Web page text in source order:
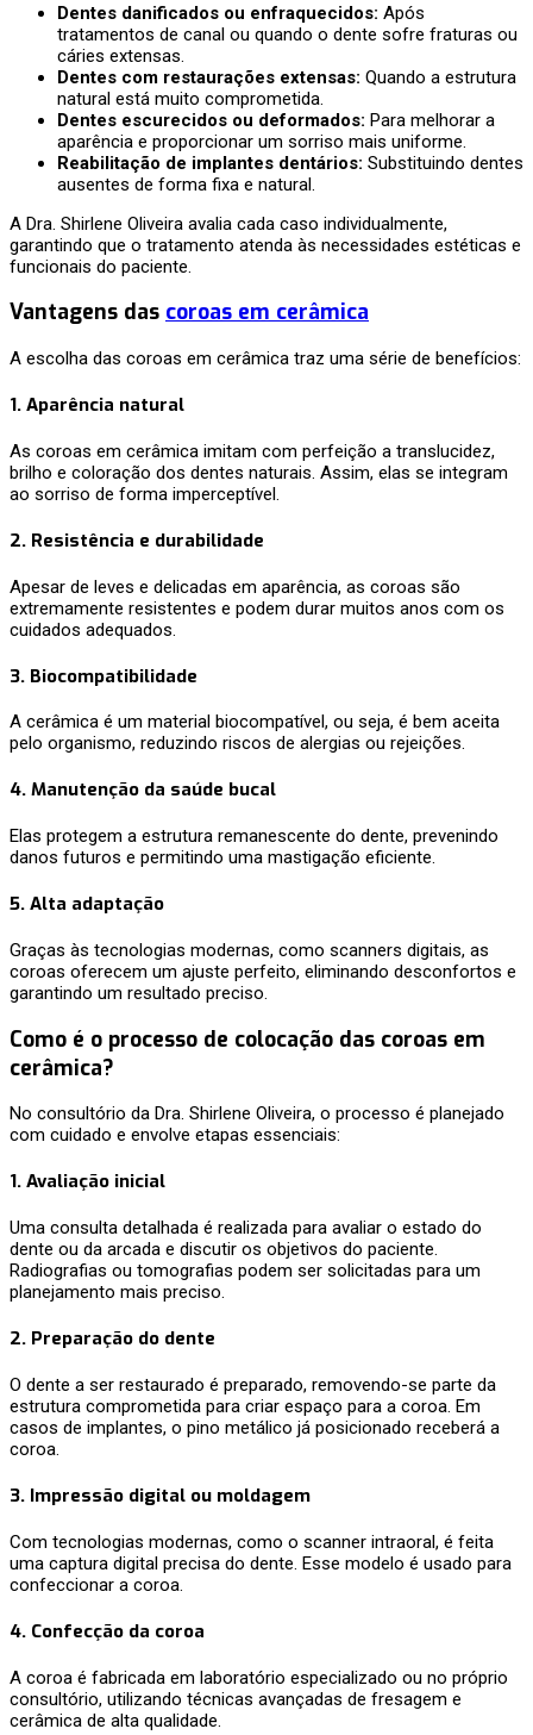
Dentes danificados ou enfraquecidos: Após
tratamentos de canal ou quando o dente sofre fraturas ou
cáries extensas.
Dentes com restaurações extensas: Quando a estrutura
natural está muito comprometida.
Dentes escurecidos ou deformados: Para melhorar a
aparência e proporcionar um sorriso mais uniforme.
Reabilitação de implantes dentários: Substituindo dentes
ausentes de forma fixa e natural.
A Dra. Shirlene Oliveira avalia cada caso individualmente,
garantindo que o tratamento atenda às necessidades estéticas e
funcionais do paciente.
Vantagens das coroas em cerâmica
A escolha das coroas em cerâmica traz uma série de benefícios:
1. Aparência natural
As coroas em cerâmica imitam com perfeição a translucidez,
brilho e coloração dos dentes naturais. Assim, elas se integram
ao sorriso de forma imperceptível.
2. Resistência e durabilidade
Apesar de leves e delicadas em aparência, as coroas são
extremamente resistentes e podem durar muitos anos com os
cuidados adequados.
3. Biocompatibilidade
A cerâmica é um material biocompatível, ou seja, é bem aceita
pelo organismo, reduzindo riscos de alergias ou rejeições.
4. Manutenção da saúde bucal
Elas protegem a estrutura remanescente do dente, prevenindo
danos futuros e permitindo uma mastigação eficiente.
5. Alta adaptação
Graças às tecnologias modernas, como scanners digitais, as
coroas oferecem um ajuste perfeito, eliminando desconfortos e
garantindo um resultado preciso.
Como é o processo de colocação das coroas em
cerâmica?
No consultório da Dra. Shirlene Oliveira, o processo é planejado
com cuidado e envolve etapas essenciais:
1. Avaliação inicial
Uma consulta detalhada é realizada para avaliar o estado do
dente ou da arcada e discutir os objetivos do paciente.
Radiografias ou tomografias podem ser solicitadas para um
planejamento mais preciso.
2. Preparação do dente
O dente a ser restaurado é preparado, removendo-se parte da
estrutura comprometida para criar espaço para a coroa. Em
casos de implantes, o pino metálico já posicionado receberá a
coroa.
3. Impressão digital ou moldagem
Com tecnologias modernas, como o scanner intraoral, é feita
uma captura digital precisa do dente. Esse modelo é usado para
confeccionar a coroa.
4. Confecção da coroa
A coroa é fabricada em laboratório especializado ou no próprio
consultório, utilizando técnicas avançadas de fresagem e
cerâmica de alta qualidade.